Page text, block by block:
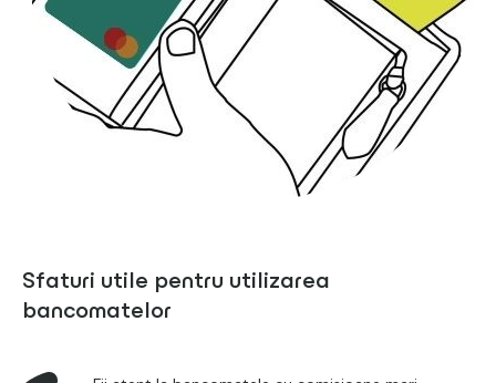
Sfaturi utile pentru utilizarea
bancomatelor